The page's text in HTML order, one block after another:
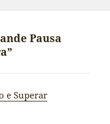
Pausa
e Superar